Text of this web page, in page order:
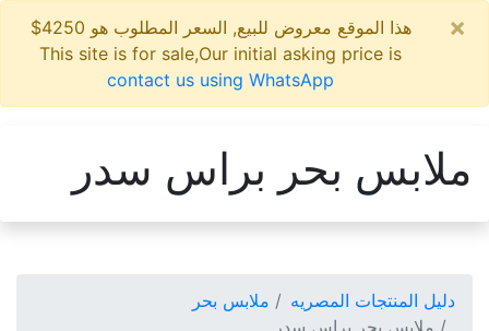
هذا الموقع معروض للبيع, السعر المطلوب هو 4250$
This site is for sale,Our initial asking price is
contact us using WhatsApp
ملابس بحر براس سدر
دليل المنتجات المصريه
ملابس بحر
ملابس بحر براس سدر